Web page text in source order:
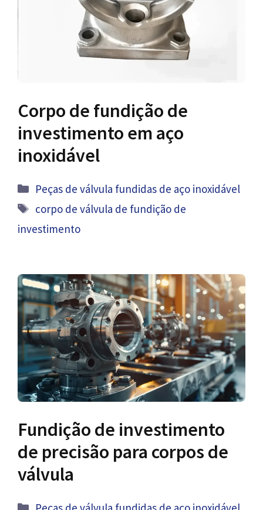
Corpo de fundição de
investimento em aço
inoxidável
Categorias
Peças de válvula fundidas de aço inoxidável
Tag
corpo de válvula de fundição de
investimento
Fundição de investimento
de precisão para corpos de
válvula
Categorias